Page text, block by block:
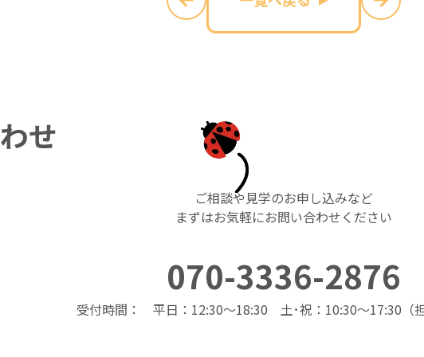
わせ
ご相談や見学のお申し込みなど
まずはお気軽にお問い合わせください
070-3336-2876
受付時間： 平日：12:30～18:30 土･祝：10:30～17:30（担